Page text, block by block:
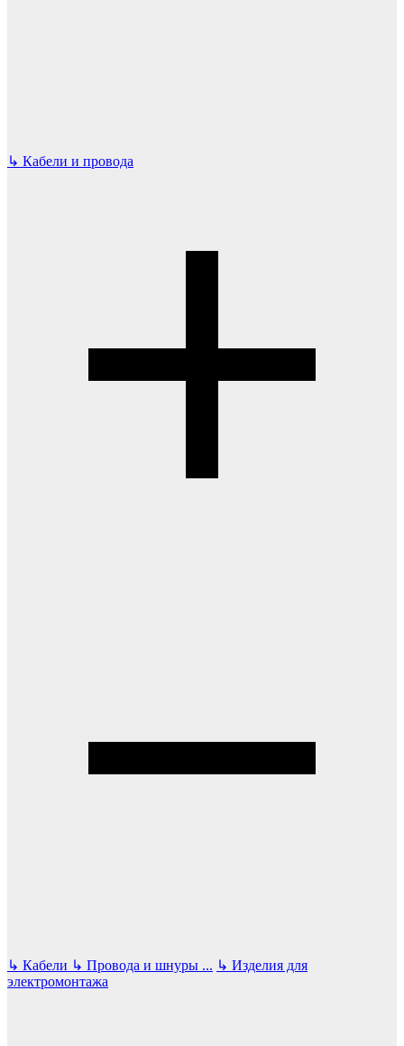
↳ Кабели и провода
↳ Кабели ↳ Провода и шнуры ... ↳ Изделия для
электромонтажа